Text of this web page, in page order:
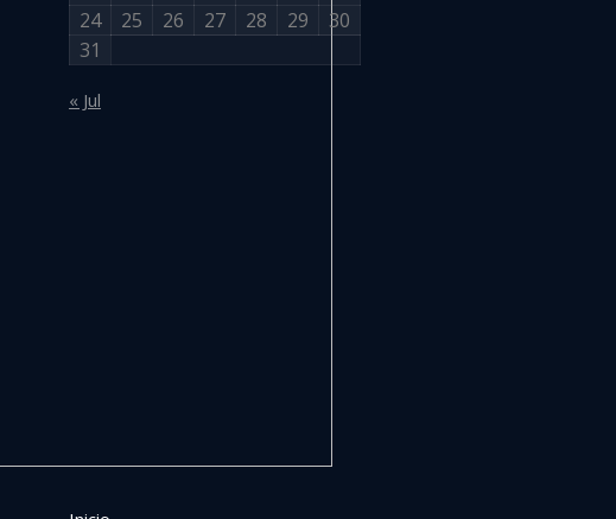
24
25 26 27 28 29
30
31
« Jul